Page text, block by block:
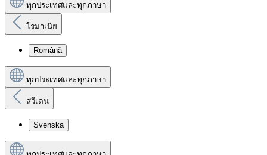
ทุกประเทศและทุกภาษา
โรมาเนีย
Română
ทุกประเทศและทุกภาษา
สวีเดน
Svenska